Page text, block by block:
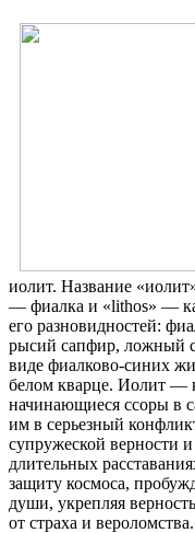
иолит. Название
— фиалка и «lithos» —
его разновидностей:
рысий сапфир, ложный
виде фиалково-синих
белом кварце. Иолит —
начинающиеся ссоры в
им в серьезный
супружеской верности
длительных
защиту космоса,
души, укрепляя
от страха и вероломства.